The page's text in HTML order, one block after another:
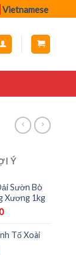
Vietnamese
Ý
Sườn Bò
Xương 1kg
Tố Xoài